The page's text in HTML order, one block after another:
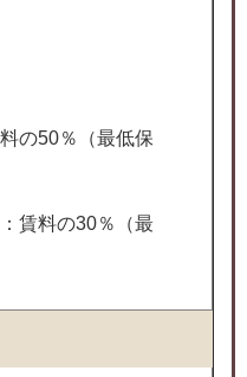
の50％（最低保
賃料の30％（最